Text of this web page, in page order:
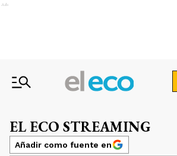
Ads
EL ECO STREAMING
Añadir como fuente en